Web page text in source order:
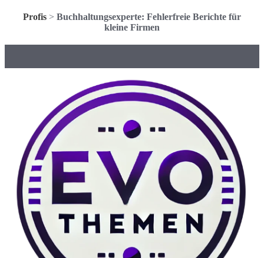
Profis > Buchhaltungsexperte: Fehlerfreie Berichte für
kleine Firmen